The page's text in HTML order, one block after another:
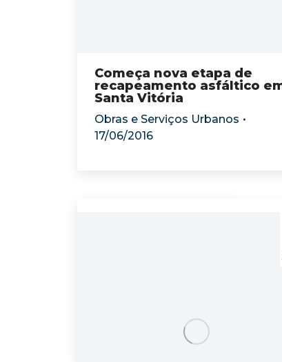
Começa nova etapa de
recapeamento asfáltico
Santa Vitória
Obras e Serviços Urbanos
17/06/2016